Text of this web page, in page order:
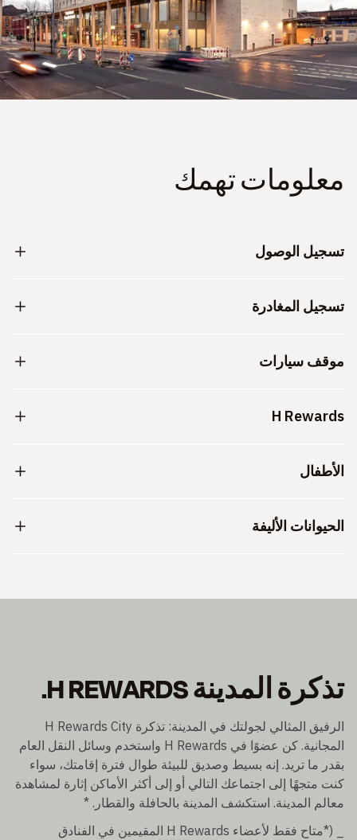
معلومات تهمك
تسجيل الوصول
تسجيل المغادرة
موقف سيارات
H Rewards
الأطفال
الحيوانات الأليفة
تذكرة المدينة H REWARDS.
الرفيق المثالي لجولتك في المدينة: تذكرة H Rewards City
المجانية. كن عضوًا في H Rewards واستخدم وسائل النقل العام
بقدر ما تريد. إنه بسيط وصديق للبيئة طوال فترة إقامتك، سواء
كنت متجهًا إلى اجتماعك التالي أو إلى أكثر الأماكن إثارة لمشاهدة
معالم المدينة. استكشف المدينة بالحافلة والقطار. *
_ (*متاح فقط لأعضاء H Rewards المقيمين في الفنادق